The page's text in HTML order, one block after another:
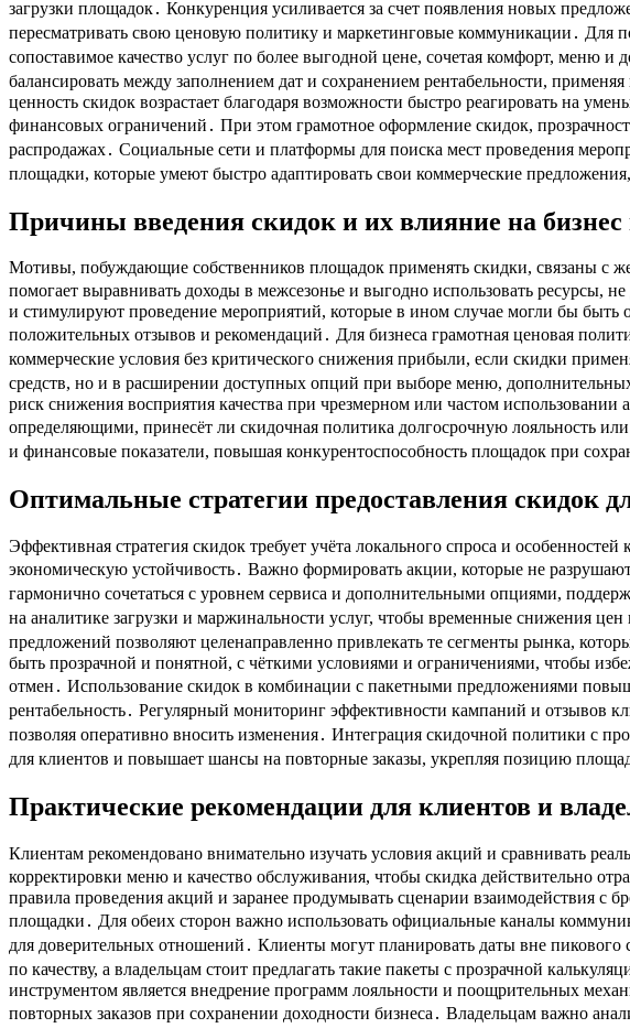
загрузки площадок․ Конкуренция усиливается за счет появления новых
пересматривать свою ценовую политику и маркетинговые коммуникации․ Для
сопоставимое качество услуг по более выгодной цене, сочетая комфорт, меню
балансировать между заполнением дат и сохранением рентабельности,
ценность скидок возрастает благодаря возможности быстро реагировать на
финансовых ограничений․ При этом грамотное оформление скидок,
распродажах․ Социальные сети и платформы для поиска мест проведения
площадки, которые умеют быстро адаптировать свои коммерческие
Причины введения скидок и их влияние на бизнес
Мотивы, побуждающие собственников площадок применять скидки, связаны с
помогает выравнивать доходы в межсезонье и выгодно использовать ресурсы,
и стимулируют проведение мероприятий, которые в ином случае могли бы быть
положительных отзывов и рекомендаций․ Для бизнеса грамотная ценовая
коммерческие условия без критического снижения прибыли, если скидки
средств, но и в расширении доступных опций при выборе меню,
риск снижения восприятия качества при чрезмерном или частом
определяющими, принесёт ли скидочная политика долгосрочную лояльность
и финансовые показатели, повышая конкурентоспособность площадок при
Оптимальные стратегии предоставления скидок
Эффективная стратегия скидок требует учёта локального спроса и
экономическую устойчивость․ Важно формировать акции, которые не
гармонично сочетаться с уровнем сервиса и дополнительными опциями,
на аналитике загрузки и маржинальности услуг, чтобы временные снижения
предложений позволяют целенаправленно привлекать те сегменты рынка,
быть прозрачной и понятной, с чёткими условиями и ограничениями, чтобы
отмен․ Использование скидок в комбинации с пакетными предложениями
рентабельность․ Регулярный мониторинг эффективности кампаний и отзывов
позволяя оперативно вносить изменения․ Интеграция скидочной политики с
для клиентов и повышает шансы на повторные заказы, укрепляя позицию
Практические рекомендации для клиентов и
Клиентам рекомендовано внимательно изучать условия акций и сравнивать
корректировки меню и качество обслуживания, чтобы скидка действительно
правила проведения акций и заранее продумывать сценарии
площадки․ Для обеих сторон важно использовать официальные каналы
для доверительных отношений․ Клиенты могут планировать даты вне
по качеству, а владельцам стоит предлагать такие пакеты с прозрачной
инструментом является внедрение программ лояльности и поощрительных
повторных заказов при сохранении доходности бизнеса․ Владельцам важно